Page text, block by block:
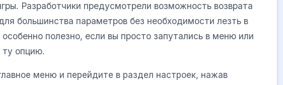
Разработчики предусмотрели возможность возврата
большинства параметров без необходимости лезть в
полезно, если вы просто запутались в меню или
ту опцию.
меню и перейдите в раздел настроек, нажав